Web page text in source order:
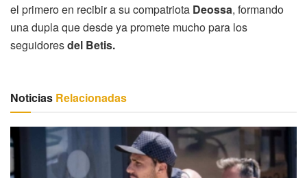
el primero en recibir a su compatriota Deossa, formando
una dupla que desde ya promete mucho para los
seguidoresdel Betis.
Noticias Relacionadas